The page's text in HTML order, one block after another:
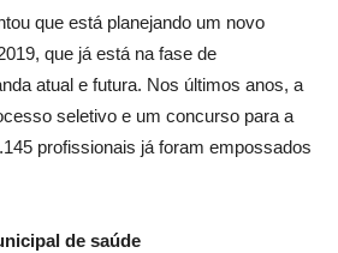
que está planejando um novo
que já está na fase de
atual e futura. Nos últimos anos, a
seletivo e um concurso para a
profissionais já foram empossados
de saúde